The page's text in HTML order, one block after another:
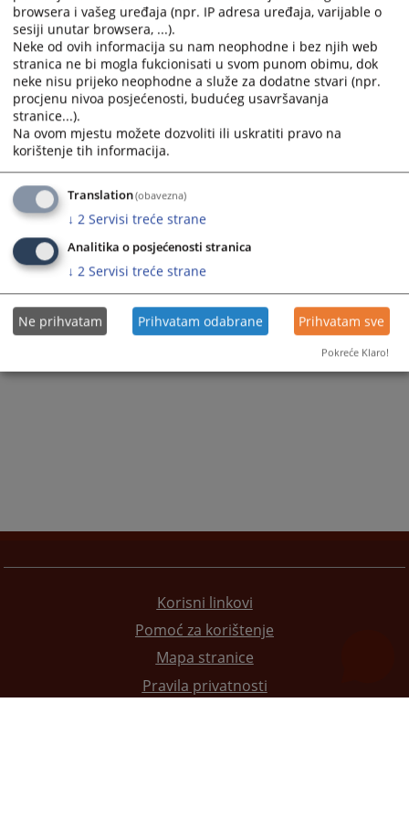
navođenje broja predmeta u kojem su određene kao stranke u postupku, i tražiti
konkretnu informaciju.
Prikazana vijest je na: Bosanski jezik
Korisni linkovi
Pomoć za korištenje
Mapa stranice
Pravila privatnosti
browsera i vašeg uređaja (npr. IP adresa uređaja, varijable o
sesiji unutar browsera, ...).
Neke od ovih informacija su nam neophodne i bez njih web
stranica ne bi mogla fukcionisati u svom punom obimu, dok
neke nisu prijeko neophodne a služe za dodatne stvari (npr.
procjenu nivoa posjećenosti, budućeg usavršavanja
stranice...).
Na ovom mjestu možete dozvoliti ili uskratiti pravo na
korištenje tih informacija.
Translation(obavezna)
↓ 2 Servisi treće strane
Analitika o posjećenosti stranica
↓ 2 Servisi treće strane
Ne prihvatam Prihvatam odabrane Prihvatam sve
Pokreće Klaro!